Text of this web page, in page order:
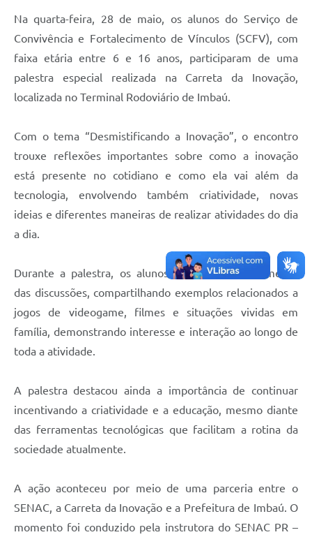
Na quarta-feira, 28 de maio, os alunos do Serviço de
Convivência e Fortalecimento de Vínculos (SCFV), com
faixa etária entre 6 e 16 anos, participaram de uma
palestra especial realizada na Carreta da Inovação,
localizada no Terminal Rodoviário de Imbaú.
Com o tema “Desmistificando a Inovação”, o encontro
trouxe reflexões importantes sobre como a inovação
está presente no cotidiano e como ela vai além da
tecnologia, envolvendo também criatividade, novas
ideias e diferentes maneiras de realizar atividades do dia
a dia.
Durante a palestra, os alunos participaram ativamente
das discussões, compartilhando exemplos relacionados a
jogos de videogame, filmes e situações vividas em
família, demonstrando interesse e interação ao longo de
toda a atividade.
A palestra destacou ainda a importância de continuar
incentivando a criatividade e a educação, mesmo diante
das ferramentas tecnológicas que facilitam a rotina da
sociedade atualmente.
A ação aconteceu por meio de uma parceria entre o
SENAC, a Carreta da Inovação e a Prefeitura de Imbaú. O
momento foi conduzido pela instrutora do SENAC PR –